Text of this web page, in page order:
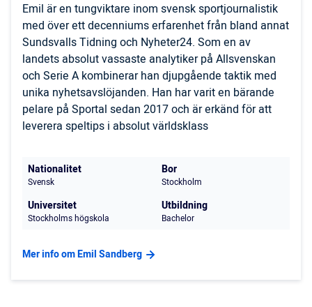
Emil är en tungviktare inom svensk sportjournalistik
med över ett decenniums erfarenhet från bland annat
Sundsvalls Tidning och Nyheter24. Som en av
landets absolut vassaste analytiker på Allsvenskan
och Serie A kombinerar han djupgående taktik med
unika nyhetsavslöjanden. Han har varit en bärande
pelare på Sportal sedan 2017 och är erkänd för att
leverera speltips i absolut världsklass
Nationalitet
Svensk
Bor
Stockholm
Universitet
Stockholms högskola
Utbildning
Bachelor
Mer info om Emil Sandberg